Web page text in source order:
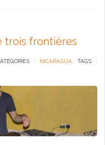
trois frontières
: NICARAGUA. TAGS :